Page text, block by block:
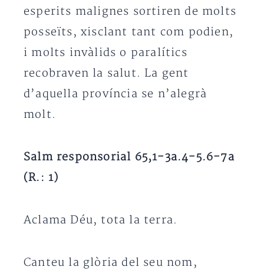
esperits malignes sortiren de molts
posseïts, xisclant tant com podien,
i molts invàlids o paralítics
recobraven la salut. La gent
d’aquella província se n’alegrà
molt.
Salm responsorial 65,1-3a.4-5.6-7a
(R.: 1)
Aclama Déu, tota la terra.
Canteu la glòria del seu nom,